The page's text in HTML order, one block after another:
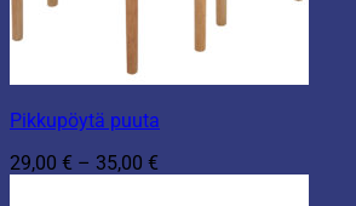
Pikkupöytä puuta
29,00 € – 35,00 €